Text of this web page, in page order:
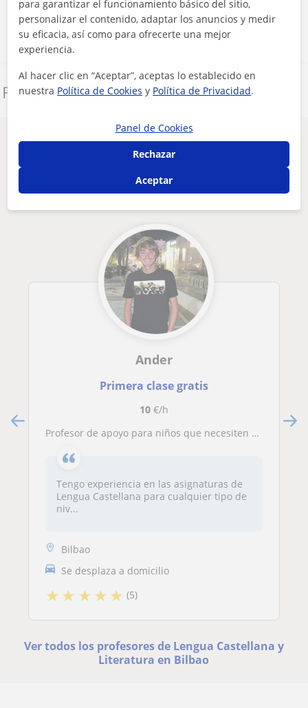
Contactar ahora
Denunciar este perfil
Otros profesores de Lengua Castellana y
Literatura en Bilbao que pueden
Ander
Primera clase gratis
10€/h
Profesor de apoyo para niños que necesiten profundizar en la asignatura de Lengua
Tengo experiencia en las asignaturas de
Lengua Castellana para cualquier tipo de
niv...
Bilbao
Se desplaza a domicilio
★★ ★★★ (5)
Ver todos los profesores de Lengua Castellana y
Literatura en Bilbao
para garantizar el funcionamiento básico del sitio,
personalizar el contenido, adaptar los anuncios y medir
su eficacia, así como para ofrecerte una mejor
experiencia.
Al hacer clic en “Aceptar”, aceptas lo establecido en
nuestra Política de Cookies y Política de Privacidad.
Panel de Cookies
Rechazar
Aceptar